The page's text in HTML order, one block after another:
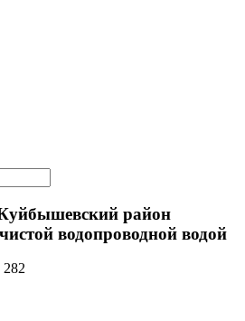
район
водопроводной водой
282